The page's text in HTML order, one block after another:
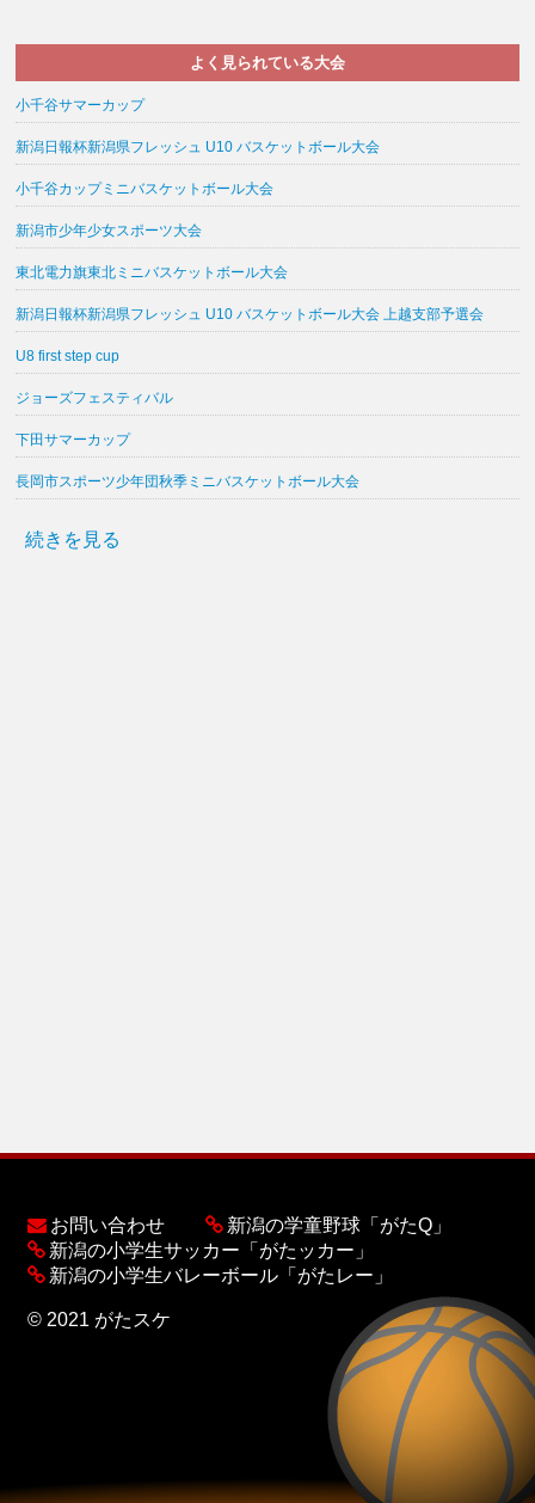
よく見られている大会
小千谷サマーカップ
新潟日報杯新潟県フレッシュ U10 バスケットボール大会
小千谷カップミニバスケットボール大会
新潟市少年少女スポーツ大会
東北電力旗東北ミニバスケットボール大会
新潟日報杯新潟県フレッシュ U10 バスケットボール大会 上越支部予選会
U8 first step cup
ジョーズフェスティバル
下田サマーカップ
長岡市スポーツ少年団秋季ミニバスケットボール大会
続きを見る
お問い合わせ
新潟の学童野球「がたQ」
新潟の小学生サッカー「がたッカー」
新潟の小学生バレーボール「がたレー」
© 2021 がたスケ